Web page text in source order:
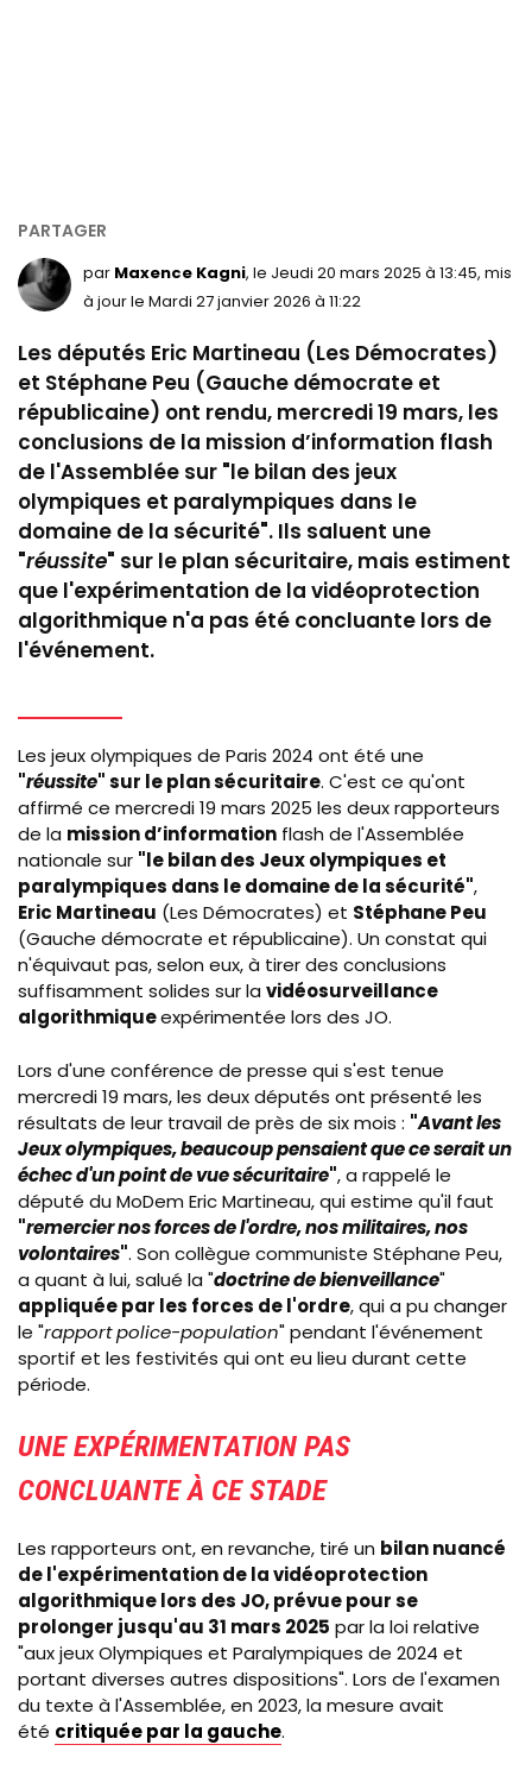
par Maxence Kagni, le Jeudi 20 mars 2025 à 13:45, mis
à jour le Mardi 27 janvier 2026 à 11:22
Les députés Eric Martineau (Les Démocrates)
et Stéphane Peu (Gauche démocrate et
républicaine) ont rendu, mercredi 19 mars, les
conclusions de la mission d’information flash
de l'Assemblée sur "le bilan des jeux
olympiques et paralympiques dans le
domaine de la sécurité". Ils saluent une
"réussite" sur le plan sécuritaire, mais estiment
que l'expérimentation de la vidéoprotection
algorithmique n'a pas été concluante lors de
l'événement.
Les jeux olympiques de Paris 2024 ont été une
"réussite" sur le plan sécuritaire. C'est ce qu'ont
affirmé ce mercredi 19 mars 2025 les deux rapporteurs
de la mission d’information flash de l'Assemblée
nationale sur "le bilan des Jeux olympiques et
paralympiques dans le domaine de la sécurité",
Eric Martineau (Les Démocrates) et Stéphane Peu
(Gauche démocrate et républicaine). Un constat qui
n'équivaut pas, selon eux, à tirer des conclusions
suffisamment solides sur la vidéosurveillance
algorithmiqueexpérimentée lors des JO.
Lors d'une conférence de presse qui s'est tenue
mercredi 19 mars, les deux députés ont présenté les
résultats de leur travail de près de six mois : "Avant les
Jeux olympiques, beaucoup pensaient que ce serait un
échec d'un point de vue sécuritaire", a rappelé le
député du MoDem Eric Martineau, qui estime qu'il faut
"remercier nos forces de l'ordre, nos militaires, nos
volontaires". Son collègue communiste Stéphane Peu,
a quant à lui, salué la "doctrine de bienveillance"
appliquée par les forces de l'ordre, qui a pu changer
le "rapport police-population" pendant l'événement
sportif et les festivités qui ont eu lieu durant cette
période.
UNE EXPÉRIMENTATION PAS
CONCLUANTE À CE STADE
Les rapporteurs ont, en revanche, tiré un bilan nuancé
de l'expérimentation de la vidéoprotection
algorithmique lors des JO, prévue pour se
prolonger jusqu'au 31 mars 2025 par la loi relative
"aux jeux Olympiques et Paralympiques de 2024 et
portant diverses autres dispositions". Lors de l'examen
du texte à l'Assemblée, en 2023, la mesure avait
été critiquée par la gauche.